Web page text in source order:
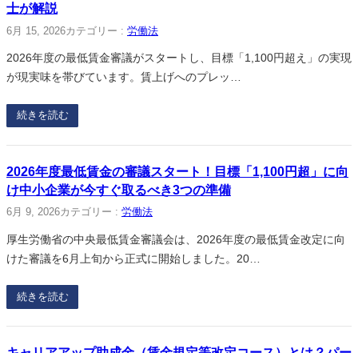
士が解説
6月 15, 2026カテゴリー : 労働法
2026年度の最低賃金審議がスタートし、目標「1,100円超え」の実現
が現実味を帯びています。賃上げへのプレッ…
続きを読む
2026年度最低賃金の審議スタート！目標「1,100円超」に向
け中小企業が今すぐ取るべき3つの準備
6月 9, 2026カテゴリー : 労働法
厚生労働省の中央最低賃金審議会は、2026年度の最低賃金改定に向
けた審議を6月上旬から正式に開始しました。20…
続きを読む